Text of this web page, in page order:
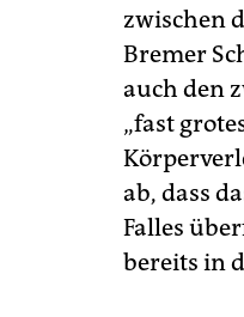
zwischen
Bremer
auch den
„fast
ab, dass
Falles
bereits in